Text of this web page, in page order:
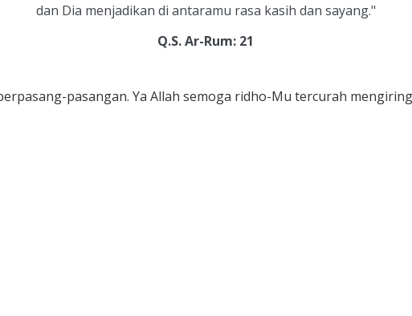
dan Dia menjadikan di antaramu rasa kasih dan sayang."
Q.S. Ar-Rum: 21
pasangan. Ya Allah semoga ridho-Mu tercurah